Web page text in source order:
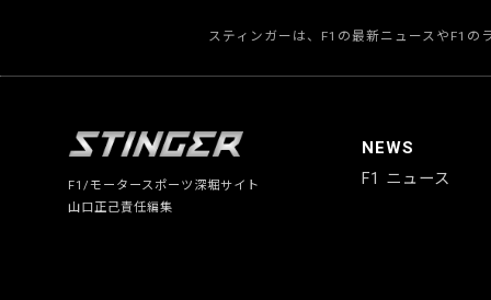
スティンガーは、F1の最新ニュースやF1
F1/モータースポーツ深堀サイト
山口正己責任編集
NEWS
F1 ニュース